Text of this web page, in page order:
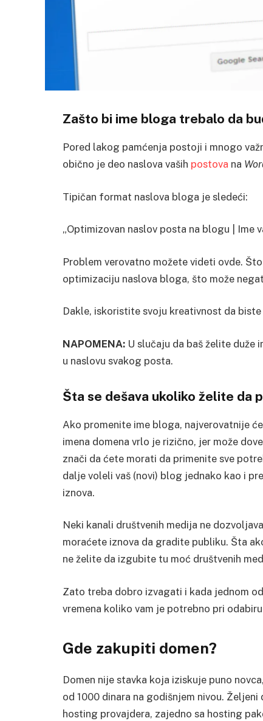
Zašto bi ime bloga trebalo da
Pored lakog pamćenja postoji i mnogo
obično je deo naslova vaših postova na
Tipičan format naslova bloga je sledeći:
„Optimizovan naslov posta na blogu | Ime
Problem verovatno možete videti ovde.
optimizaciju naslova bloga, što može
Dakle, iskoristite svoju kreativnost da
NAPOMENA: U slučaju da baš želite duže
u naslovu svakog posta.
Šta se dešava ukoliko želite da
Ako promenite ime bloga, najverovatnije
imena domena vrlo je rizično, jer može
znači da ćete morati da primenite sve
dalje voleli vaš (novi) blog jednako kao i
iznova.
Neki kanali društvenih medija ne
moraćete iznova da gradite publiku. Šta
ne želite da izgubite tu moć društvenih
Zato treba dobro izvagati i kada jednom
vremena koliko vam je potrebno pri
Gde zakupiti domen?
Domen nije stavka koja iziskuje puno
od 1000 dinara na godišnjem nivou.
hosting provajdera, zajedno sa hosting